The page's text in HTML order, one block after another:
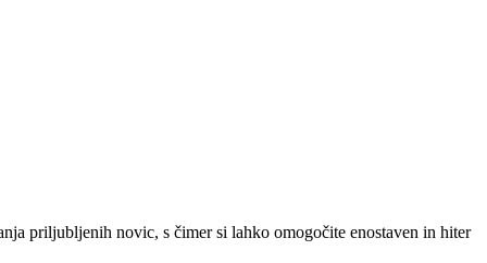
priljubljenih novic, s čimer si lahko omogočite enostaven in hiter